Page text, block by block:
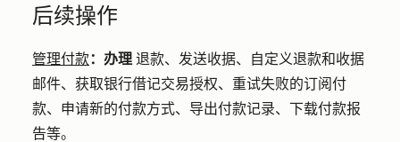
后续操作
管理付款：办理 退款、发送收据、自定义退款和收据
邮件、获取银行借记交易授权、重试失败的订阅付
款、申请新的付款方式、导出付款记录、下载付款报
告等。